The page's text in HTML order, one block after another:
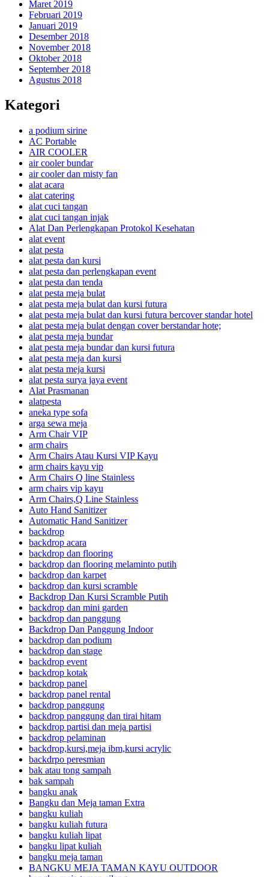
Maret 2019
Februari 2019
Januari 2019
Desember 2018
November 2018
Oktober 2018
September 2018
Agustus 2018
Kategori
a podium sirine
AC Portable
AIR COOLER
air cooler bundar
air cooler dan misty fan
alat acara
alat catering
alat cuci tangan
alat cuci tangan injak
Alat Dan Perlengkapan Protokol Kesehatan
alat event
alat pesta
alat pesta dan kursi
alat pesta dan perlengkapan event
alat pesta dan tenda
alat pesta meja bulat
alat pesta meja bulat dan kursi futura
alat pesta meja bulat dan kursi futura bercover standar hotel
alat pesta meja bulat dengan cover berstandar hote;
alat pesta meja bundar
alat pesta meja bundar dan kursi futura
alat pesta meja dan kursi
alat pesta meja kursi
alat pesta surya jaya event
Alat Prasmanan
alatpesta
aneka type sofa
arga sewa meja
Arm Chair VIP
arm chairs
Arm Chairs Atau Kursi VIP Kayu
arm chairs kayu vip
Arm Chairs Q line Stainless
arm chairs vip kayu
Arm Chairs,Q Line Stainless
Auto Hand Sanitizer
Automatic Hand Sanitizer
backdrop
backdrop acara
backdrop dan flooring
backdrop dan flooring melaminto putih
backdrop dan karpet
backdrop dan kursi scramble
Backdrop Dan Kursi Scramble Putih
backdrop dan mini garden
backdrop dan panggung
Backdrop Dan Panggung Indoor
backdrop dan podium
backdrop dan stage
backdrop event
backdrop kotak
backdrop panel
backdrop panel rental
backdrop panggung
backdrop panggung dan tirai hitam
backdrop partisi dan meja partisi
backdrop pelaminan
backdrop,kursi,meja ibm,kursi acrylic
backdrpo peresmian
bak atau tong sampah
bak sampah
bangku anak
Bangku dan Meja taman Extra
bangku kuliah
bangku kuliah futura
bangku kuliah lipat
bangku lipat kuliah
bangku meja taman
BANGKU MEJA TAMAN KAYU OUTDOOR